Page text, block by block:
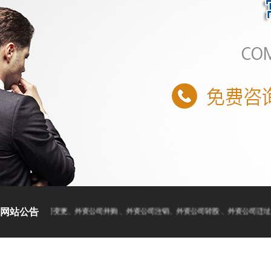
网站公告
册、外资公司变更、外资公司并购、外资公司注销、外资公司转股、外资公司迁址